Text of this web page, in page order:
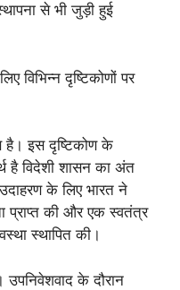
से भी जुड़ी हुई
विभिन्न दृष्टिकोणों पर
है। इस दृष्टिकोण के
है विदेशी शासन का अंत
के लिए भारत ने
प्राप्त की और एक स्वतंत्र
स्थापित की।
उपनिवेशवाद के दौरान